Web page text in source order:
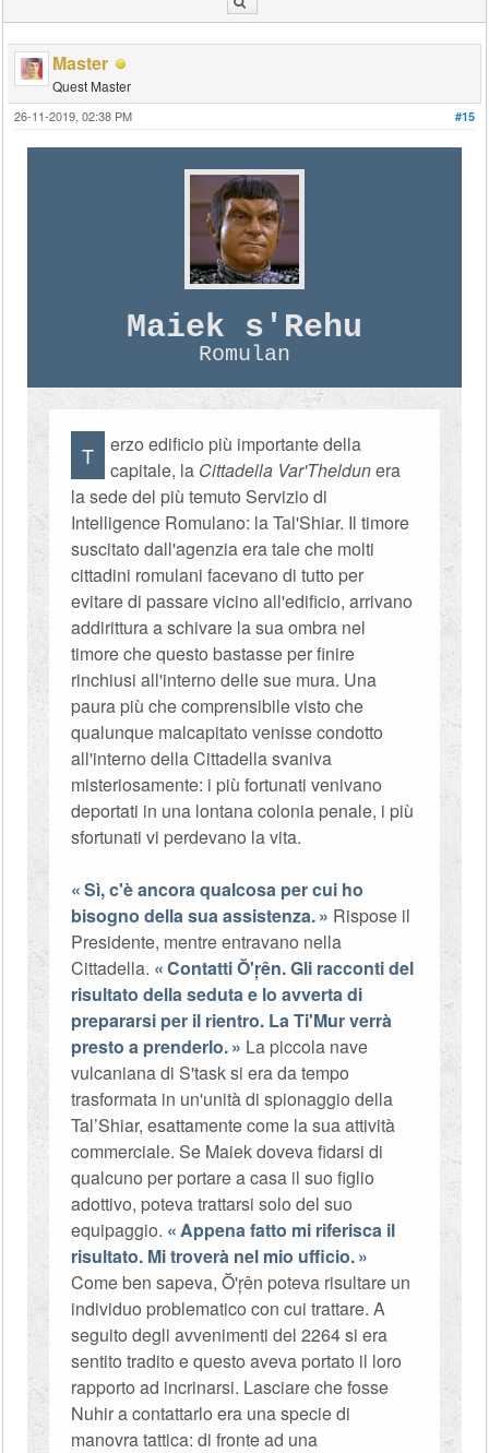
Master
Quest Master
#15
26-11-2019, 02:38 PM
Maiek s'Rehu
Romulan
T
erzo edificio più importante della
capitale, la Cittadella Var'Theldunera
la sede del più temuto Servizio di
Intelligence Romulano: la Tal'Shiar. Il timore
suscitato dall'agenzia era tale che molti
cittadini romulani facevano di tutto per
evitare di passare vicino all'edificio, arrivano
addirittura a schivare la sua ombra nel
timore che questo bastasse per finire
rinchiusi all'interno delle sue mura. Una
paura più che comprensibile visto che
qualunque malcapitato venisse condotto
all'interno della Cittadella svaniva
misteriosamente: i più fortunati venivano
deportati in una lontana colonia penale, i più
sfortunati vi perdevano la vita.
Sì, c'è ancora qualcosa per cui ho
bisogno della sua assistenza.
Rispose il
Presidente, mentre entravano nella
Cittadella.
Contatti Ŏ'ŗên. Gli racconti del
risultato della seduta e lo avverta di
prepararsi per il rientro. La Ti'Mur verrà
presto a prenderlo.
La piccola nave
vulcaniana di S'task si era da tempo
trasformata in un'unità di spionaggio della
Tal’Shiar, esattamente come la sua attività
commerciale. Se Maiek doveva fidarsi di
qualcuno per portare a casa il suo figlio
adottivo, poteva trattarsi solo del suo
equipaggio.
Appena fatto mi riferisca il
risultato. Mi troverà nel mio ufficio.
Come ben sapeva, Ŏ'ŗên poteva risultare un
individuo problematico con cui trattare. A
seguito degli avvenimenti del 2264 si era
sentito tradito e questo aveva portato il loro
rapporto ad incrinarsi. Lasciare che fosse
Nuhir a contattarlo era una specie di
manovra tattica: di fronte ad una